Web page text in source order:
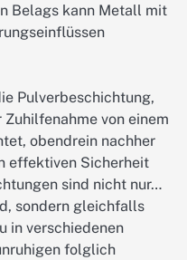
Belags kann Metall mit
Pulverbeschichtung,
von einem
obendrein nachher
effektiven Sicherheit
sind nicht nur…
sondern gleichfalls
in verschiedenen
folglich